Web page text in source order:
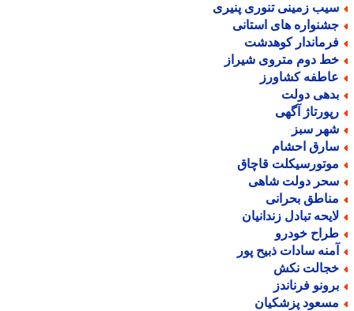
زمینی تنوری پنیری
های استانی
کوهدشت
دوم متروی شیراز
کشاورز
دولت
آگهی
سبز
احشام
قاچاق
دولت شاهی
بحرانی
تبادل زندانیان
خودرو
سادات ذبیح پور
نکش
فرناندز
پزشکیان